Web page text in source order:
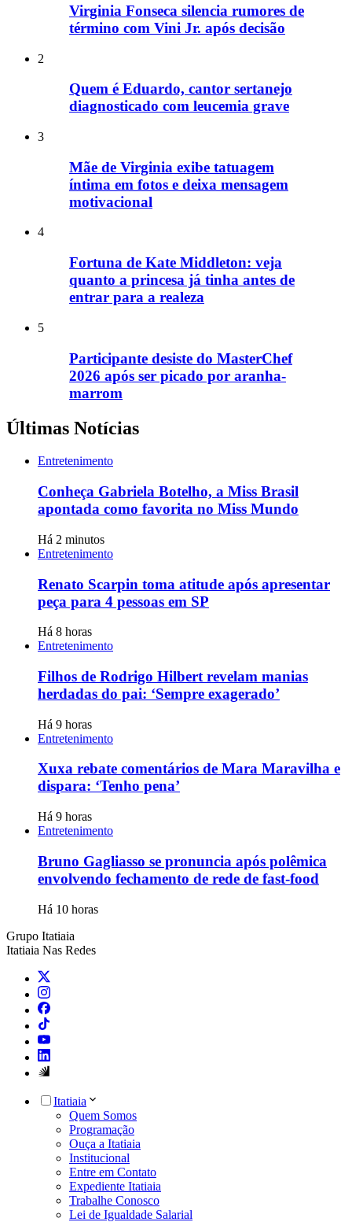
Virginia Fonseca silencia rumores de
término com Vini Jr. após decisão
2
Quem é Eduardo, cantor sertanejo
diagnosticado com leucemia grave
3
Mãe de Virginia exibe tatuagem
íntima em fotos e deixa mensagem
motivacional
4
Fortuna de Kate Middleton: veja
quanto a princesa já tinha antes de
entrar para a realeza
5
Participante desiste do MasterChef
2026 após ser picado por aranha-
marrom
Últimas Notícias
Entretenimento
Conheça Gabriela Botelho, a Miss Brasil
apontada como favorita no Miss Mundo
Há 2 minutos
Entretenimento
Renato Scarpin toma atitude após apresentar
peça para 4 pessoas em SP
Há 8 horas
Entretenimento
Filhos de Rodrigo Hilbert revelam manias
herdadas do pai: ‘Sempre exagerado’
Há 9 horas
Entretenimento
Xuxa rebate comentários de Mara Maravilha e
dispara: ‘Tenho pena’
Há 9 horas
Entretenimento
Bruno Gagliasso se pronuncia após polêmica
envolvendo fechamento de rede de fast-food
Há 10 horas
Grupo Itatiaia
Itatiaia Nas Redes
Itatiaia
Quem Somos
Programação
Ouça a Itatiaia
Institucional
Entre em Contato
Expediente Itatiaia
Trabalhe Conosco
Lei de Igualdade Salarial